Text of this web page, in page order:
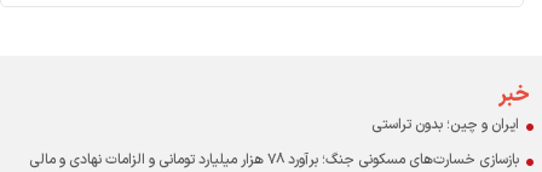
خبر
ایران و چین؛ بدون تراستی
بازسازی خسارت‌های مسکونی جنگ؛ برآورد ۷۸ هزار میلیارد تومانی و الزامات نهادی و مالی